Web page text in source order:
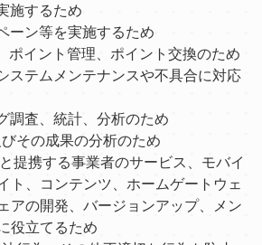
施するため
ン等を実施するため
イント管理、ポイント交換のため
テムメンテナンスや不具合に対応
査、統計、分析のため
その成果の分析のため
提携する事業者のサービス、モバイ
ト、コンテンツ、ホームゲートウェ
アの開発、バージョンアップ、メン
役立てるため